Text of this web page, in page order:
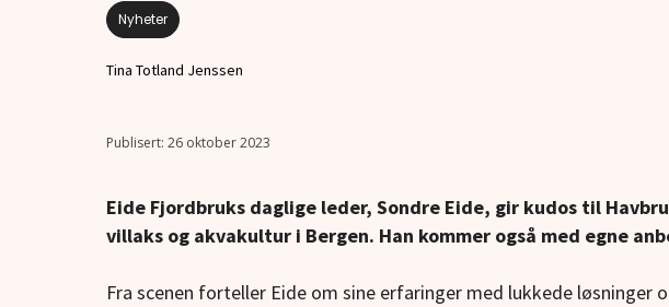
Nyheter
Tina Totland Jenssen
26 oktober 2023
Eide Fjordbruks daglige leder, Sondre Eide, gir kudos til
villaks og akvakultur i Bergen. Han kommer også med egne
Fra scenen forteller Eide om sine erfaringer med lukkede løsninger